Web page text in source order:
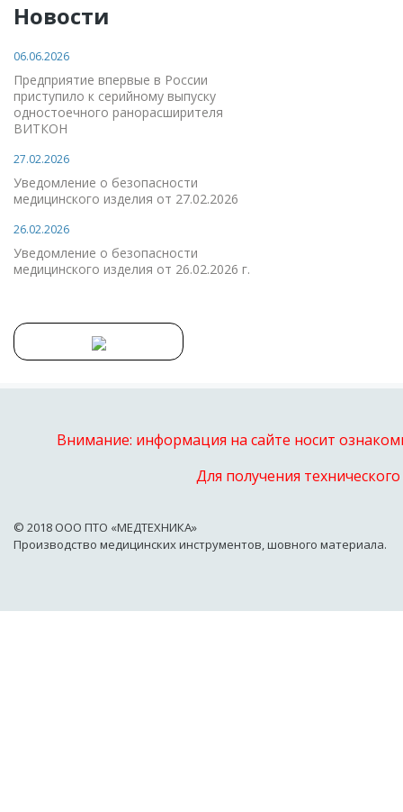
Новости
06.06.2026
Предприятие впервые в России
приступило к серийному выпуску
одностоечного ранорасширителя
ВИТКОН
27.02.2026
Уведомление о безопасности
медицинского изделия от 27.02.2026
26.02.2026
Уведомление о безопасности
медицинского изделия от 26.02.2026 г.
Внимание: информация на сайте носит
Для получения
© 2018 OOO ПТО «МЕДТЕХНИКА»
Производство медицинских инструментов, шовного материала.